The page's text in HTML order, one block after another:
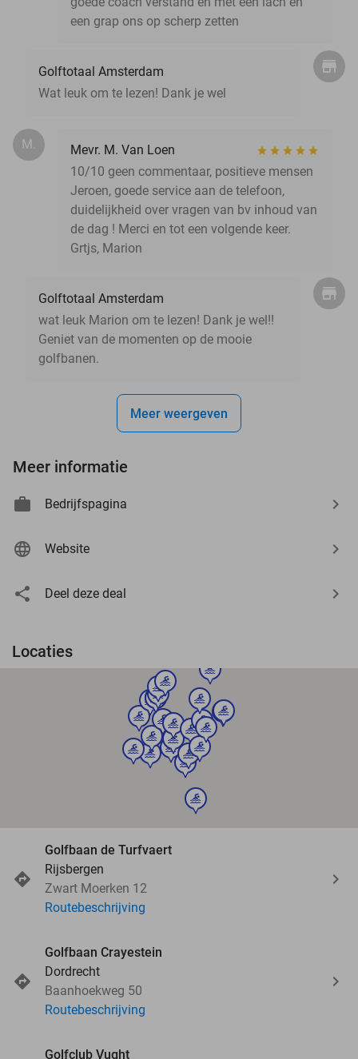
een grap ons op scherp zetten
Golftotaal Amsterdam
Wat leuk om te lezen! Dank je wel
M.
Mevr. M. Van Loen
10/10 geen commentaar, positieve mensen
Jeroen, goede service aan de telefoon,
duidelijkheid over vragen van bv inhoud van
de dag ! Merci en tot een volgende keer.
Grtjs, Marion
Golftotaal Amsterdam
wat leuk Marion om te lezen! Dank je wel!!
Geniet van de momenten op de mooie
golfbanen.
Meer weergeven
Meer informatie
Bedrijfspagina
Website
Deel deze deal
Locaties
sport
sport
sport
sport
sport
sportsport
sport
sport
sport
sport
sport
sportsport
sport
sport
sport
sport
sport
sport
sport
sport
sport
sport
sport
Golfbaan de Turfvaert
Rijsbergen
Zwart Moerken 12
Routebeschrijving
Golfbaan Crayestein
Dordrecht
Baanhoekweg 50
Routebeschrijving
Golfclub Vught